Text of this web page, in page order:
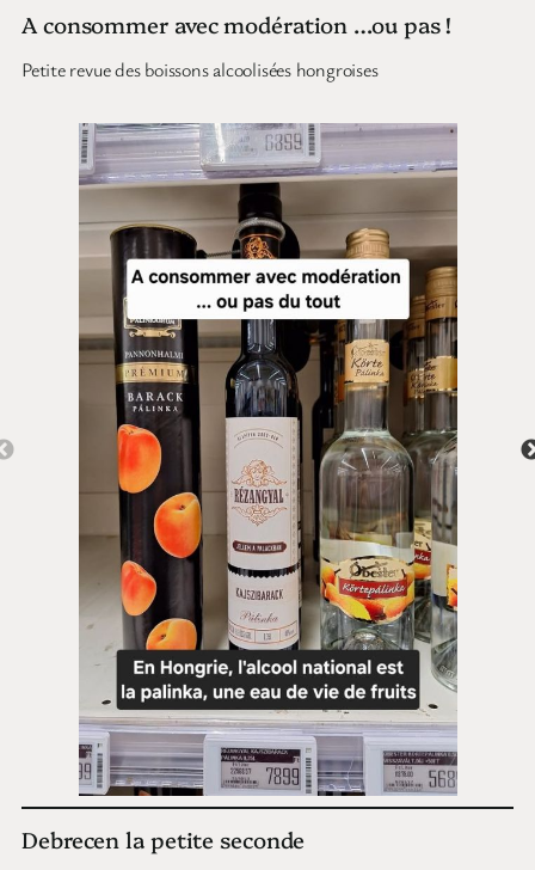
A consommer avec modération …ou pas !
Petite revue des boissons alcoolisées hongroises
Debrecen la petite seconde